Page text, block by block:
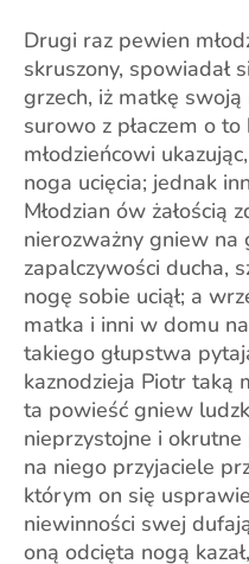
Drugi raz pewien
skruszony, spowiadał
grzech, iż matkę swoją
surowo z płaczem o
młodzieńcowi
noga ucięcia; jednak
Młodzian ów żałością
nierozważny gniew na
zapalczywości ducha,
nogę sobie uciął; a
matka i inni w domu
takiego głupstwa
kaznodzieja Piotr taką
ta powieść gniew
nieprzystojne i
na niego przyjaciele
którym on się
niewinności swej
oną odcięta nogą